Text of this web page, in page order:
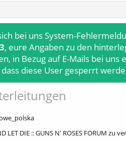
bei uns System-
, eure Angaben zu den
in Bezug auf E-Mails bei
diese User gesperrt
LET DIE :: GUNS N' ROSES FORUM